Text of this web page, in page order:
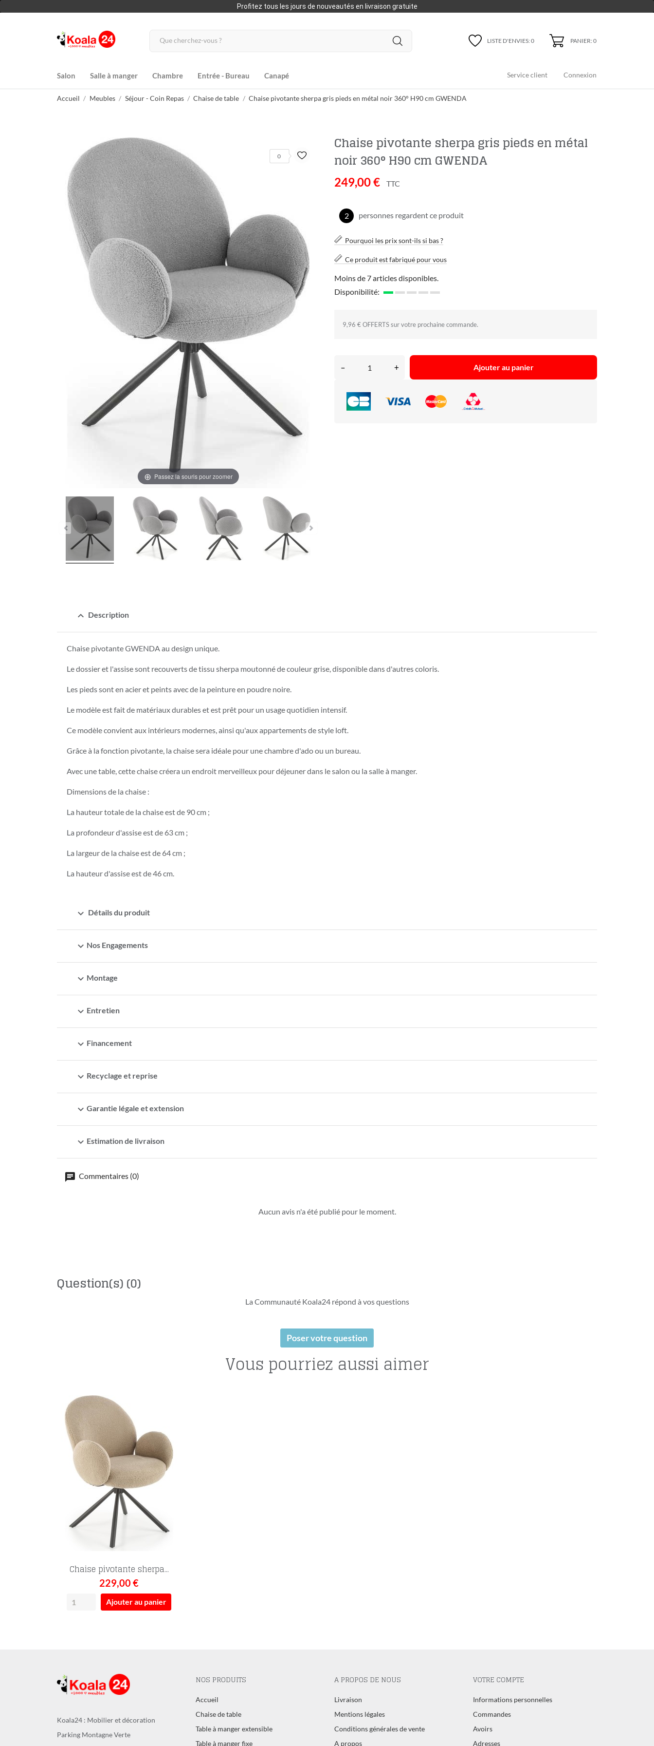
Profitez tous les jours de nouveautés en livraison gratuite
LISTE D'ENVIES:0 PANIER: 0
Salon Salle à manger Chambre Entrée - Bureau Canapé Service client Connexion
Accueil Meubles Séjour - Coin Repas Chaise de table Chaise pivotante sherpa gris pieds en métal noir 360° H90 cm GWENDA
Passez la souris pour zoomer
0
Chaise pivotante sherpa gris pieds en métal
noir 360° H90 cm GWENDA
249,00 € TTC
2 personnes regardent ce produit
Pourquoi les prix sont-ils si bas ?
Ce produit est fabriqué pour vous
Moins de 7 articles disponibles.
Disponibilité:
9,96 € OFFERTS sur votre prochaine commande.
– + Ajouter au panier
expand_less Description
Chaise pivotante GWENDA au design unique.
Le dossier et l'assise sont recouverts de tissu sherpa moutonné de couleur grise, disponible dans d'autres coloris.
Les pieds sont en acier et peints avec de la peinture en poudre noire.
Le modèle est fait de matériaux durables et est prêt pour un usage quotidien intensif.
Ce modèle convient aux intérieurs modernes, ainsi qu'aux appartements de style loft.
Grâce à la fonction pivotante, la chaise sera idéale pour une chambre d'ado ou un bureau.
Avec une table, cette chaise créera un endroit merveilleux pour déjeuner dans le salon ou la salle à manger.
Dimensions de la chaise :
La hauteur totale de la chaise est de 90 cm ;
La profondeur d'assise est de 63 cm ;
La largeur de la chaise est de 64 cm ;
La hauteur d'assise est de 46 cm.
expand_more Détails du produit
expand_more Nos Engagements
expand_more Montage
expand_more Entretien
expand_more Financement
expand_more Recyclage et reprise
expand_more Garantie légale et extension
expand_more Estimation de livraison
Commentaires (0)
Aucun avis n'a été publié pour le moment.
Question(s)(0)
La Communauté Koala24 répond à vos questions
Poser votre question
Vous pourriez aussi aimer
Chaise pivotante sherpa...
229,00 €
Ajouter au panier
Koala24 : Mobilier et décoration
Parking Montagne Verte
NOS PRODUITS
Accueil
Chaise de table
Table à manger extensible
Table à manger fixe
A PROPOS DE NOUS
Livraison
Mentions légales
Conditions générales de vente
A propos
VOTRE COMPTE
Informations personnelles
Commandes
Avoirs
Adresses